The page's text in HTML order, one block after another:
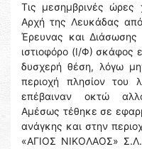
Τις μεσημβρινές ώρες
Αρχή της Λευκάδας από
Έρευνας και
ιστιοφόρο (Ι/Φ) σκάφος
δυσχερή θέση, λόγω
περιοχή πλησίον του
επέβαιναν οκτώ
Αμέσως τέθηκε σε
ανάγκης και στην
«ΑΓΙΟΣ ΝΙΚΟΛΑΟΣ»